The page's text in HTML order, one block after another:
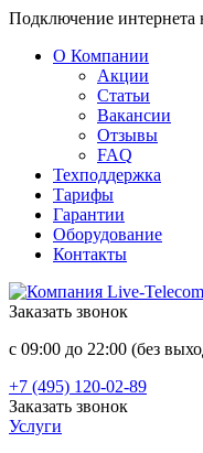
Подключение интернета
О Компании
Акции
Статьи
Вакансии
Отзывы
FAQ
Техподдержка
Тарифы
Гарантии
Оборудование
Контакты
Заказать звонок
с 09:00 до 22:00 (без
+7 (495) 120-02-89
Заказать звонок
Услуги